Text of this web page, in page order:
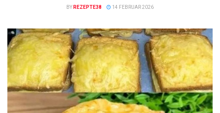
BY REZEPTE38 14 FEBRUAR 2026